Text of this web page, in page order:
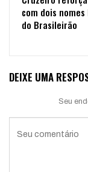
com dois
do Brasileirão
DEIXE UMA
Seu